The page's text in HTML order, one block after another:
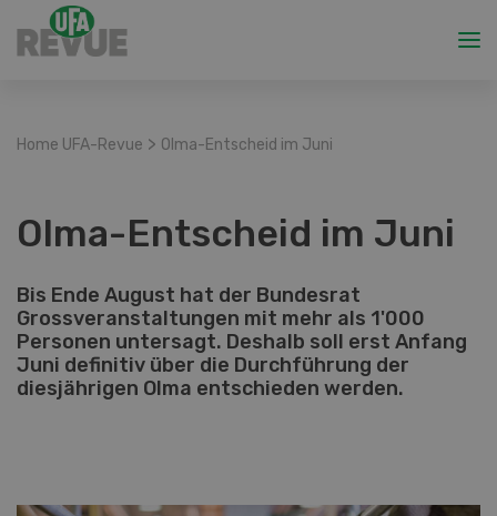
Home UFA-Revue > Olma-Entscheid im Juni
Olma-Entscheid im Juni
Bis Ende August hat der Bundesrat
Grossveranstaltungen mit mehr als 1'000
Personen untersagt. Deshalb soll erst Anfang
Juni definitiv über die Durchführung der
diesjährigen Olma entschieden werden.